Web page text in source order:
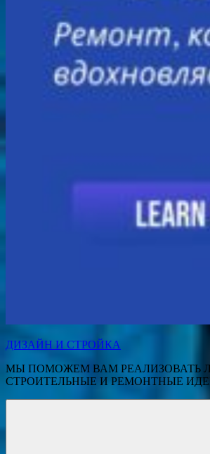
ДИЗАЙН И СТРОЙКА
МЫ ПОМОЖЕМ ВАМ РЕАЛИЗОВАТЬ
СТРОИТЕЛЬНЫЕ И РЕМОНТНЫЕ